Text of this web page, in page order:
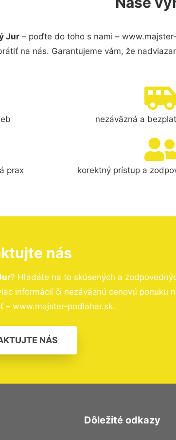
Jur – poďte do toho s nami –
na nás. Garantujeme vám, že
nezáväzná a
prax korektný prístup a
nás
? Hľadáte na to skúsených a
informácií či nezáväznú cenovú ponuku
– www.majster-podlahar.sk.
NÁS
Dôležité odkazy